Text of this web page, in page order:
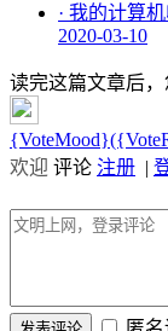
· 我的计算
2020-03-10
读完这篇文章后，
欢迎 评论 注册 |